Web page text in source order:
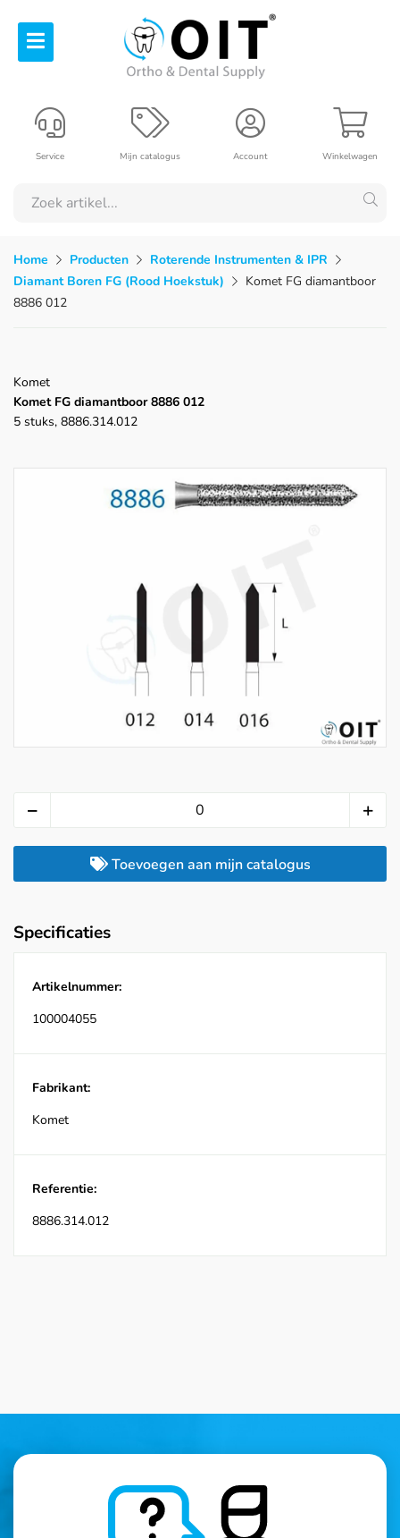
Winkelwagen
Account
Mijn catalogus
Service
Home Producten
Roterende Instrumenten & IPR
Diamant Boren FG (Rood Hoekstuk)
Komet FG diamantboor
8886 012
Komet
Komet FG diamantboor 8886 012
5 stuks, 8886.314.012
Toevoegen aan mijn catalogus
Specificaties
Artikelnummer:
100004055
Fabrikant:
Komet
Referentie:
8886.314.012